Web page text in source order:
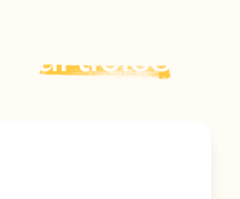
articles